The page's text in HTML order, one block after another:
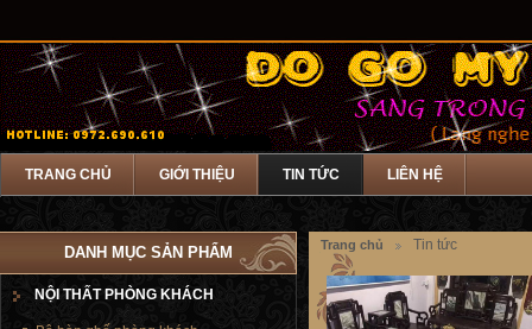
TRANG CHỦ GIỚI THIỆU TIN TỨC LIÊN HỆ
Trang chủ Tin tức
DANH MỤC SẢN PHẨM
NỘI THẤT PHÒNG KHÁCH